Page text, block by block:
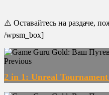
⚠️ Оставайтесь на раздаче,
/wpsm_box]
Previous
2 in 1: Unreal